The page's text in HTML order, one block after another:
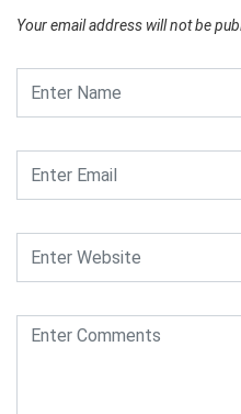
Your email address will not be